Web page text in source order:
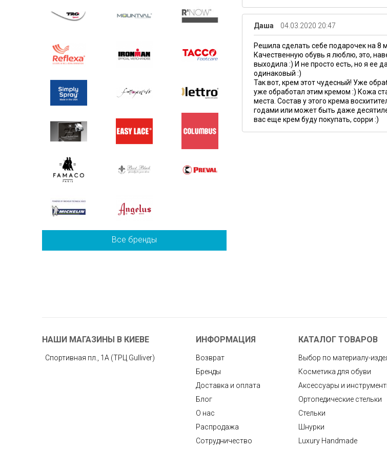
Даша 04.03.2020 20:47
Решила сделать себе подарочек на 8
Качественную обувь я люблю, это,
выходила :) И не просто есть, но я ее
одинаковый :)
Так вот, крем этот чудесный! Уже
уже обработал этим кремом :) Кожа
места. Состав у этого крема
годами или может быть даже
вас еще крем буду покупать, сорри :)
Все бренды
НАШИ МАГАЗИНЫ В КИЕВЕ
Спортивная пл., 1А (ТРЦ Gulliver)
ИНФОРМАЦИЯ
Возврат
Бренды
Доставка и оплата
Блог
О нас
Распродажа
Сотрудничество
КАТАЛОГ ТОВАРОВ
Выбор по материалу-
Косметика для обуви
Аксессуары и
Ортопедические стельки
Стельки
Шнурки
Luxury Handmade